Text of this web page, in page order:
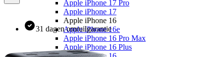
Apple iPhone 17 Pro
Apple iPhone 17
Apple iPhone 16
Apple iPhone 16e
Apple iPhone 16 Pro Max
Apple iPhone 16 Plus
31 dagen omruilgarantie